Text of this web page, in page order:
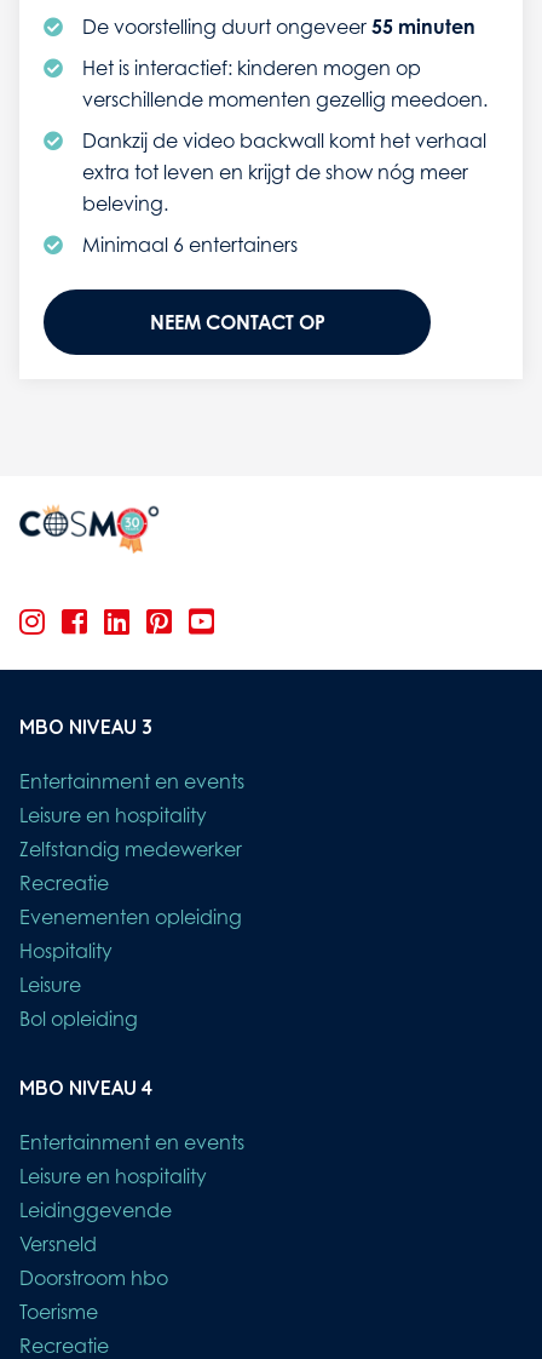
De voorstelling duurt ongeveer 55 minuten
Het is interactief: kinderen mogen op
verschillende momenten gezellig meedoen.
Dankzij de video backwall komt het verhaal
extra tot leven en krijgt de show nóg meer
beleving.
Minimaal 6 entertainers
NEEM CONTACT OP
MBO NIVEAU 3
Entertainment en events
Leisure en hospitality
Zelfstandig medewerker
Recreatie
Evenementen opleiding
Hospitality
Leisure
Bol opleiding
MBO NIVEAU 4
Entertainment en events
Leisure en hospitality
Leidinggevende
Versneld
Doorstroom hbo
Toerisme
Recreatie